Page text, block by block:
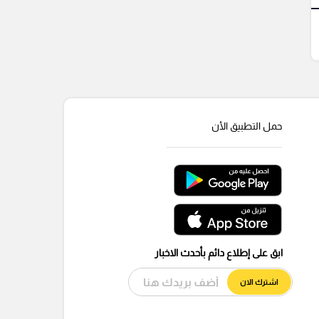
حمل التطبيق الأن
ابق على إطلاع دائم بأحدث الاخبار
اشترك الان